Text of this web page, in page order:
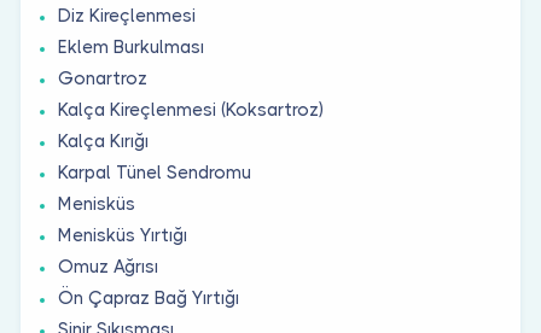
Diz Kireçlenmesi
Eklem Burkulması
Gonartroz
Kalça Kireçlenmesi (Koksartroz)
Kalça Kırığı
Karpal Tünel Sendromu
Menisküs
Menisküs Yırtığı
Omuz Ağrısı
Ön Çapraz Bağ Yırtığı